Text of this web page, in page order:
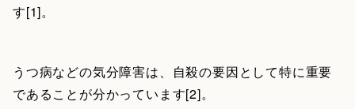
す[1]。
うつ病などの気分障害は、自殺の要因として特に重要
であることが分かっています[2]。